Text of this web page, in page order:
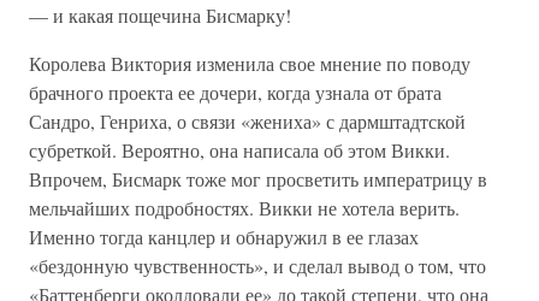
— и какая пощечина Бисмарку!
Королева Виктория изменила свое мнение по поводу
брачного проекта ее дочери, когда узнала от брата
Сандро, Генриха, о связи «жениха» с дармштадтской
субреткой. Вероятно, она написала об этом Викки.
Впрочем, Бисмарк тоже мог просветить императрицу в
мельчайших подробностях. Викки не хотела верить.
Именно тогда канцлер и обнаружил в ее глазах
«бездонную чувственность», и сделал вывод о том, что
«Баттенберги околдовали ее» до такой степени, что она